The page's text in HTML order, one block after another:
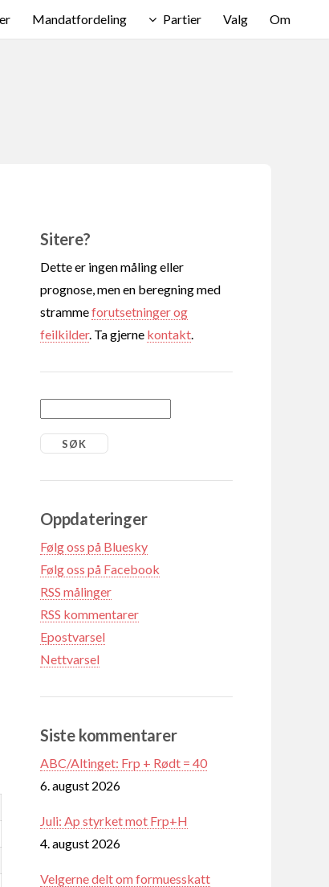
Mandatfordeling Partier Valg Om
Sitere?
Dette er ingen måling eller
prognose, men en beregning med
strammeforutsetninger og
feilkilder. Ta gjerne kontakt
Oppdateringer
Følg oss på Bluesky
Følg oss på Facebook
RSS målinger
RSS kommentarer
Epostvarsel
Nettvarsel
Siste kommentarer
ABC/Altinget: Frp + Rødt = 40
6. august 2026
Juli: Ap styrket mot Frp+H
4. august 2026
Velgerne delt om formuesskatt